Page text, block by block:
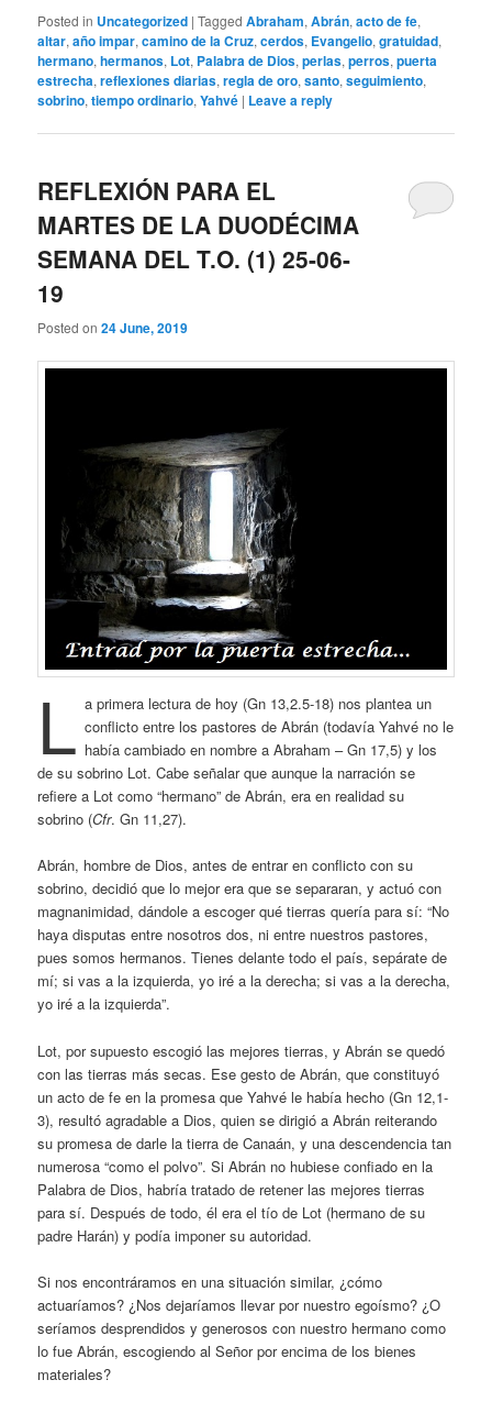
Posted in Uncategorized |Tagged Abraham,Abrán,acto de fe,
altar,año impar,camino de la Cruz,cerdos, Evangelio,gratuidad,
hermano,hermanos, Lot, Palabra de Dios,perlas,perros,puerta
estrecha,reflexiones diarias,regla de oro,santo,seguimiento,
sobrino,tiempo ordinario,Yahvé | Leave a reply
REFLEXIÓN PARA EL
MARTES DE LA DUODÉCIMA
SEMANA DEL T.O. (1) 25-06-
19
Posted on24 June, 2019
L a primera lectura de hoy (Gn 13,2.5-18) nos plantea un
conflicto entre los pastores de Abrán (todavía Yahvé no le
había cambiado en nombre a Abraham – Gn 17,5) y los
de su sobrino Lot. Cabe señalar que aunque la narración se
refiere a Lot como “hermano” de Abrán, era en realidad su
sobrino (Cfr. Gn 11,27).
Abrán, hombre de Dios, antes de entrar en conflicto con su
sobrino, decidió que lo mejor era que se separaran, y actuó con
magnanimidad, dándole a escoger qué tierras quería para sí: “No
haya disputas entre nosotros dos, ni entre nuestros pastores,
pues somos hermanos. Tienes delante todo el país, sepárate de
mí; si vas a la izquierda, yo iré a la derecha; si vas a la derecha,
yo iré a la izquierda”.
Lot, por supuesto escogió las mejores tierras, y Abrán se quedó
con las tierras más secas. Ese gesto de Abrán, que constituyó
un acto de fe en la promesa que Yahvé le había hecho (Gn 12,1-
3), resultó agradable a Dios, quien se dirigió a Abrán reiterando
su promesa de darle la tierra de Canaán, y una descendencia tan
numerosa “como el polvo”. Si Abrán no hubiese confiado en la
Palabra de Dios, habría tratado de retener las mejores tierras
para sí. Después de todo, él era el tío de Lot (hermano de su
padre Harán) y podía imponer su autoridad.
Si nos encontráramos en una situación similar, ¿cómo
actuaríamos? ¿Nos dejaríamos llevar por nuestro egoísmo? ¿O
seríamos desprendidos y generosos con nuestro hermano como
lo fue Abrán, escogiendo al Señor por encima de los bienes
materiales?